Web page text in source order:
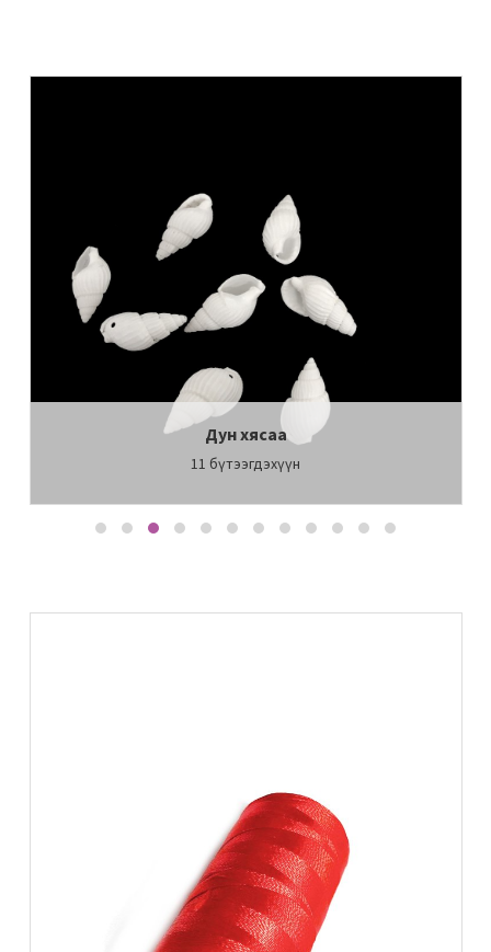
Дун хясаа
11 бүтээгдэхүүн